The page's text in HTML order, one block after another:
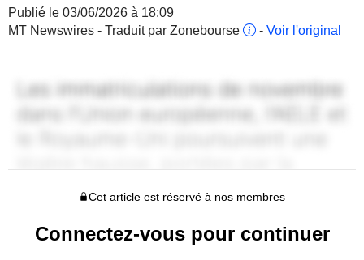
Publié le 03/06/2026 à 18:09
MT Newswires - Traduit par Zonebourse
- Voir l'original
Cet article est réservé à nos membres
Connectez-vous pour continuer